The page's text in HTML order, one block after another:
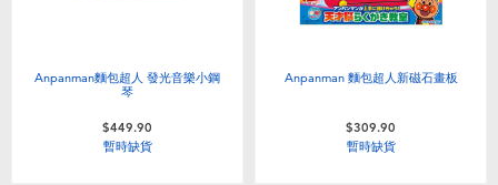
Anpanman麵包超人 發光音樂小鋼
琴
$449.90
暫時缺貨
Anpanman 麵包超人新磁石畫板
$309.90
暫時缺貨